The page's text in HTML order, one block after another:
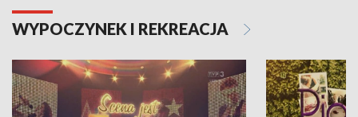
WYPOCZYNEK I REKREACJA